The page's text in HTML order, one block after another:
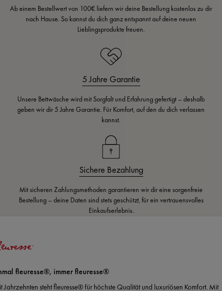
Ab einem Bestellwert von 100€ liefern wir deine Bestellung kostenlos zu dir
nach Hause. So kannst du dich ganz entspannt auf deine neuen
Lieblingsprodukte freuen.
5 Jahre Garantie
Unsere Bettwäsche wird mit Sorgfalt und Erfahrung gefertigt – deshalb
geben wir dir 5 Jahre Garantie. Für Komfort, auf den du dich verlassen
kannst.
Sichere Bezahlung
Mit sicheren Zahlungsmethoden garantieren wir dir eine sorgenfreie
Bestellung – deine Daten sind stets geschützt, für ein vertrauensvolles
Einkaufserlebnis.
fleuresse®, immer fleuresse®
Jahrzehnten steht fleuresse® für höchste Qualität und luxuriösen Komfort. Mit